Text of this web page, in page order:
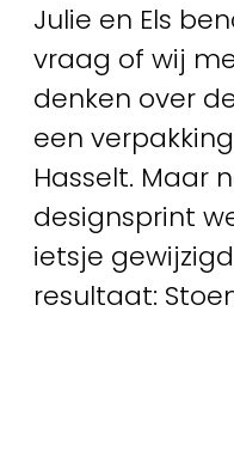
Julie en Els
vraag of wij
denken over
een
Hasselt. Maar
designsprint
ietsje
resultaat: